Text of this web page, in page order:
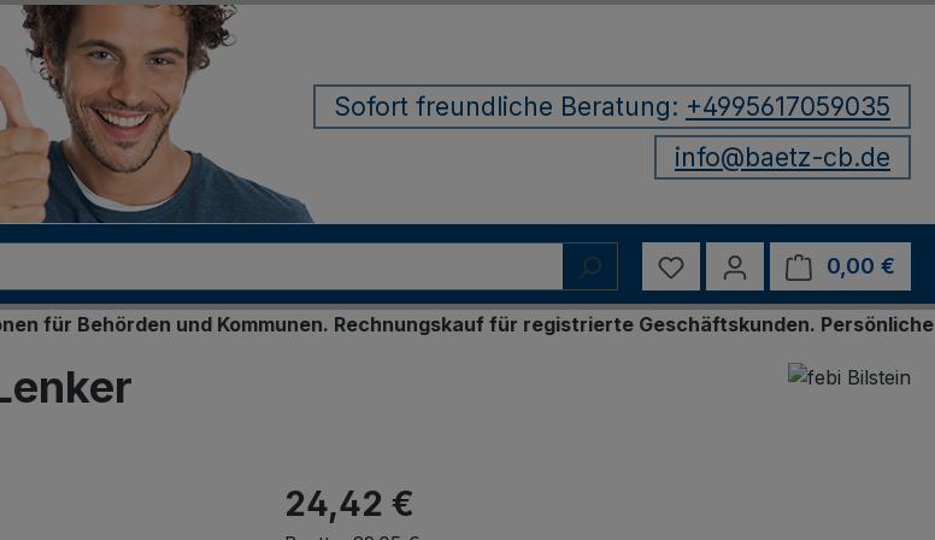
Sofort freundliche Beratung: +4995617059035
info@baetz-cb.de
Du hast 0 Produkte auf
0,00 €
Behörden und Kommunen. Rechnungskauf für registrierte Geschäftskunden. Persönliche
24,42 €